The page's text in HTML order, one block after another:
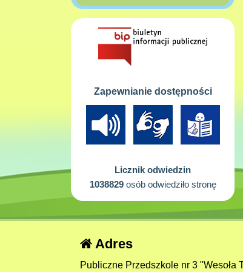
Zapewnianie dostępności
Licznik odwiedzin
1038829osób odwiedziło stronę
Adres
Publiczne Przedszkole nr 3 "Wesoła